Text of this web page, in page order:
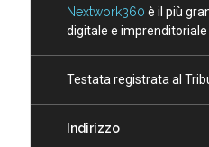
Nextwork360 è il più
digitale e
Testata registrata al
Indirizzo